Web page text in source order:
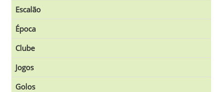
Escalão
Época
Clube
Jogos
Golos